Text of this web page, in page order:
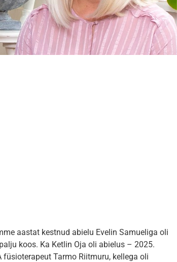
aastat kestnud abielu Evelin Samueliga oli
koos. Ka Ketlin Oja oli abielus – 2025.
Tarmo Riitmuru, kellega oli